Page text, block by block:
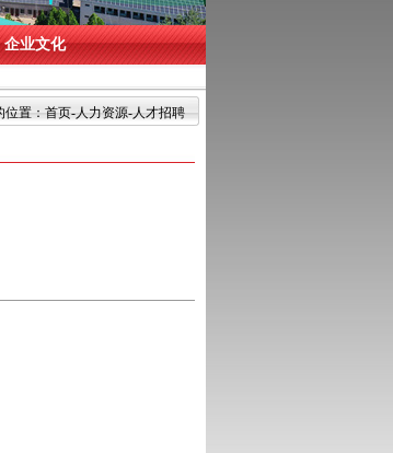
企业文化
位置：首页-人力资源-人才招聘